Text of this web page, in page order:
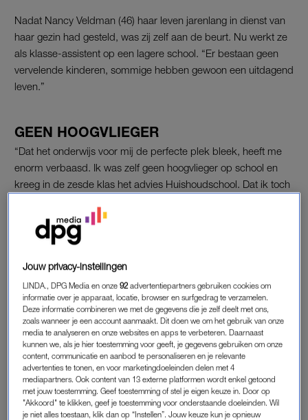
Nadat Nancy Veldman (46) haar leven jarenlang in dienst van
haar gezin had gesteld, was zij zelf aan de beurt. Nu werkt ze
als klasse-assistent op een lagere school. “Er bestaan geen
vervelende kinderen, sommige hebben gewoon een uitdagend
leven.”
GEEN HOOGVLIEGER
“Dat het onderwijs voor mij de perfecte plek bleek, heeft me
enorm verbaasd. Ik was zelf geen hoogvlieger op school en
kreeg in de zesde klas het advies Huishoudschool. Dat ik toch
daar mijn diploma had behaald, ben ik in Haarlem het
Ondernemerscollege gaan doen. Echt verschrikkelijk, wat was
eigenlijk van jezelf en de wereld? Mijn oudste zoon – ik heb
drie jongens, van 20, 12 en 10 jaar – doet momenteel in België
een ambachtsopleiding tot timmerman. Hij zei laatst tegen mij
dat hij niet weet of hij dat vak zijn hele leven wil uitoefenen.
‘Dat hoeft ook niet’, antwoordde ik. ‘Kijk maar naar mij. Je kan
altijd weer iets anders gaan doen.’
Nadat ik mijn mbo-diploma had behaald, ben ik eerst gaan
werken bij een bedrijfje in kantoorartikelen en daarna als
secretaresse voor een groot advocatenkantoor. Op een
Jouw privacy-instellingen
LINDA., DPG Media en onze92 advertentiepartners gebruiken cookies om
informatie over je apparaat, locatie, browser en surfgedrag te verzamelen.
Deze informatie combineren we met de gegevens die je zelf deelt met ons,
zoals wanneer je een account aanmaakt. Dit doen we om het gebruik van onze
media te analyseren en onze websites en apps te verbeteren. Daarnaast
kunnen we, als je hier toestemming voor geeft, je gegevens gebruiken om onze
content, communicatie en aanbod te personaliseren en je relevante
advertenties te tonen, en voor marketingdoeleinden delen met 4
mediapartners. Ook content van 13 externe platformen wordt enkel getoond
met jouw toestemming. Geef toestemming of stel je eigen keuze in. Door op
"Akkoord" te klikken, geef je toestemming voor onderstaande doeleinden. Wil
je niet alles toestaan, klik dan op “Instellen”. Jouw keuze kun je opnieuw